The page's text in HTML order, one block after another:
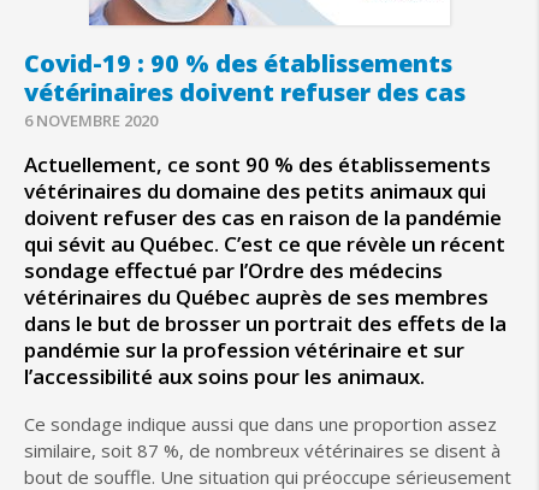
Covid-19 : 90 % des établissements
vétérinaires doivent refuser des cas
6 NOVEMBRE 2020
Actuellement, ce sont 90 % des établissements
vétérinaires du domaine des petits animaux qui
doivent refuser des cas en raison de la pandémie
qui sévit au Québec. C’est ce que révèle un récent
sondage effectué par l’Ordre des médecins
vétérinaires du Québec auprès de ses membres
dans le but de brosser un portrait des effets de la
pandémie sur la profession vétérinaire et sur
l’accessibilité aux soins pour les animaux.
Ce sondage indique aussi que dans une proportion assez
similaire, soit 87 %, de nombreux vétérinaires se disent à
bout de souffle. Une situation qui préoccupe sérieusement